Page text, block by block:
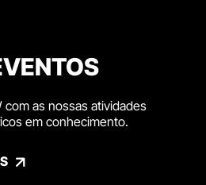
com as nossas atividades
em conhecimento.